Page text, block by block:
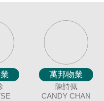
萬邦物業
陳蘭貞
COCO CHAN
萬邦物業
連愛玲
ELIZA LIN
萬邦物業
袁月明
MING YUAN
萬邦物業
伍志達
TAT NG
萬邦物業
鍾唯美
ANGEL CHUNG
萬邦物業
羅貝銘
MING LO
萬邦物業
陳詩佩
CANDY CHAN